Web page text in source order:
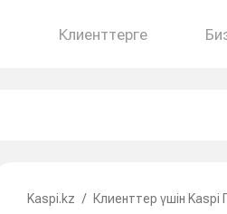
Клиенттерге
Kaspi.kz / Клиенттер үшін Kaspi